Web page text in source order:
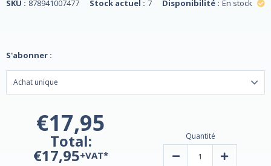
SKU : 878941007477 Stock actuel : 7 Disponibilité : En stock
S'abonner :
€17,95
Total:
€17,95+VAT*
Quantité
Diminuer Augmenter